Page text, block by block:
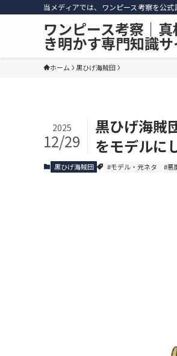
当メディアでは、ワンピース考察を公
ワンピース考察｜
き明かす専門知識サ
ホーム 黒ひげ海賊団
黒ひげ海賊
をモデルに
2025
12/29
黒ひげ海賊団 #モデル・元ネタ #悪